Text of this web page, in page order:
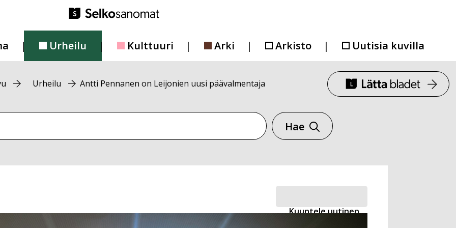
Urheilu Kulttuuri Arki Arkisto Uutisia kuvilla
Urheilu Antti Pennanen on Leijonien uusi päävalmentaja
Hae
Kuuntele uutinen